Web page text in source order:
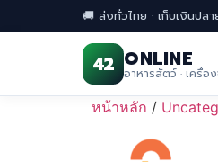
🚚 ส่งทั่วไทย · เก็บเงินปล
42 ONLINE
อาหารสัตว์ · เครื่อ
หน้าหลัก /